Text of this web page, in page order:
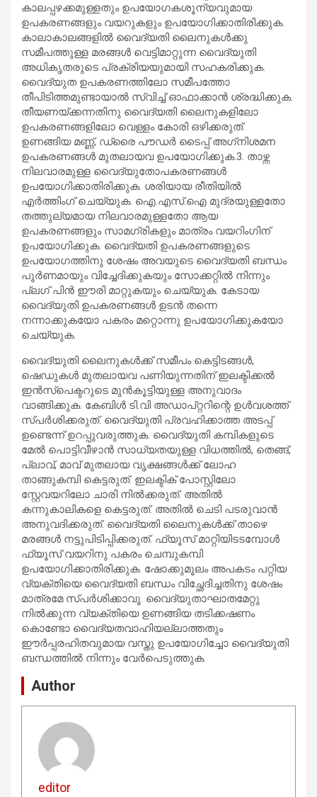
കാലപ്പഴക്കമുള്ളതും ഉപയോഗകശൂന്യവുമായ
ഉപകരണങ്ങളും വയറുകളും ഉപയോഗിക്കാതിരിക്കുക.
കാലാകാലങ്ങളിൽ വൈദ്യതി ലൈനുകൾക്കു
സമീപത്തുള്ള മരങ്ങൾ വെട്ടിമാറ്റുന്ന വൈദ്യുതി
അധികൃതരുടെ പ്രക്രിയയുമായി സഹകരിക്കുക.
വൈദ്യുത ഉപകരണത്തിലോ സമീപത്തോ
തീപിടിത്തമുണ്ടായാൽ സ്വിച്ച് ഓഫാക്കാൻ ശ്രദ്ധിക്കുക.
തീയണയ്ക്കന്നതിനു വൈദ്യതി ലൈനുകളിലോ
ഉപകരണങ്ങളിലോ വെള്ളം കോരി ഒഴിക്കരുത്.
ഉണങ്ങിയ മണ്ണ്, ഡ്രൈ പൗഡർ ടൈപ്പ് അഗ്‌നിശമന
ഉപകരണങ്ങൾ മുതലായവ ഉപയോഗിക്കുക.3. താഴ്ന്ന
നിലവാരമുള്ള വൈദ്യുതോപകരണങ്ങൾ
ഉപയോഗിക്കാതിരിക്കുക. ശരിയായ രീതിയിൽ
എർത്തിംഗ് ചെയ്യുക. ഐ.എസ്.ഐ മുദ്രയുള്ളതോ
തത്തുല്യമായ നിലവാരമുള്ളതോ ആയ
ഉപകരണങ്ങളും സാമഗ്രികളും മാത്രം വയറിംഗിന്
ഉപയോഗിക്കുക. വൈദ്യതി ഉപകരണങ്ങളുടെ
ഉപയോഗത്തിനു ശേഷം അവയുടെ വൈദ്യതി ബന്ധം
പൂർണമായും വിച്ചേദിക്കുകയും സോക്കറ്റിൽ നിന്നും
പ്ലഗ് പിൻ ഈരി മാറ്റുകയും ചെയ്യുക. കേടായ
വൈദ്യുതി ഉപകരണങ്ങൾ ഉടൻ തന്നെ
നന്നാക്കുകയോ പകരം മറ്റൊന്നു ഉപയോഗിക്കുകയോ
ചെയ്യുക.
വൈദ്യുതി ലൈനുകൾക്ക് സമീപം കെട്ടിടങ്ങൾ,
ഷെഡുകൾ മുതലായവ പണിയുന്നതിന് ഇലക്ടിക്കൽ
ഇൻസ്പെക്ടറുടെ മുൻകൂട്ടിയുള്ള അനുവാദം
വാങ്ങിക്കുക. കേബിൾ ടി.വി അഡാപ്റ്ററിന്റെ ഉൾവശത്ത്
സ്പർശിക്കരുത്. വൈദ്യുതി പ്രവഹിക്കാത്ത അടപ്പ്
ഉണ്ടെന്ന് ഉറപ്പുവരുത്തുക. വൈദ്യുതി കമ്പികളുടെ
മേൽ പൊട്ടിവീഴാൻ സാധ്യതയുള്ള വിധത്തിൽ, തെങ്ങ്,
പ്ലാവ്, മാവ് മുതലായ വൃക്ഷങ്ങൾക്ക് ലോഹ
താങ്ങുകമ്പി കെട്ടരുത്. ഇലക്ടിക് പോസ്റ്റിലോ
സ്റ്റേവയറിലോ ചാരി നിൽക്കരുത്. അതിൽ
കന്നുകാലികളെ കെട്ടരുത്. അതിൽ ചെടി പടരുവാൻ
അനുവദിക്കരുത്. വൈദ്യതി ലൈനുകൾക്ക് താഴെ
മരങ്ങൾ നട്ടുപിടിപ്പിക്കരുത്. ഫ്യൂസ് മാറ്റിയിടടമ്പോൾ
ഫ്യൂസ് വയറിനു പകരം ചെമ്പുകമ്പി
ഉപയോഗിക്കാതിരിക്കുക. ഷോക്കുമൂലം അപകടം പറ്റിയ
വ്യക്തിയെ വൈദ്യതി ബന്ധം വിച്ഛേദിച്ചതിനു ശേഷം
മാത്രമേ സ്പർശിക്കാവൂ. വൈദ്യുതാഘാതമേറ്റു
നിൽക്കുന്ന വ്യക്തിയെ ഉണങ്ങിയ തടിക്കഷണം
കൊണ്ടോ വൈദ്യതവാഹിയല്ലാത്തതും
ഈർപ്പരഹിതവുമായ വസ്തു ഉപയോഗിച്ചോ വൈദ്യുതി
ബന്ധത്തിൽ നിന്നും വേർപെടുത്തുക.
Author
editor